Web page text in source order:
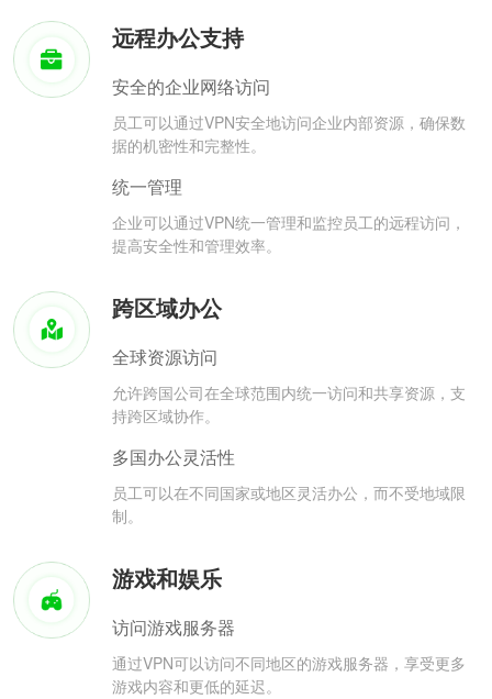
远程办公支持
安全的企业网络访问
员工可以通过VPN安全地访问企业内部资源，确保数
据的机密性和完整性。
统一管理
企业可以通过VPN统一管理和监控员工的远程访问，
提高安全性和管理效率。
跨区域办公
全球资源访问
允许跨国公司在全球范围内统一访问和共享资源，支
持跨区域协作。
多国办公灵活性
员工可以在不同国家或地区灵活办公，而不受地域限
制。
游戏和娱乐
访问游戏服务器
通过VPN可以访问不同地区的游戏服务器，享受更多
游戏内容和更低的延迟。